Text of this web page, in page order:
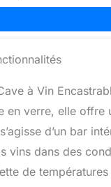
à Vin
en verre, elle offre
d’un bar
vins dans des
de